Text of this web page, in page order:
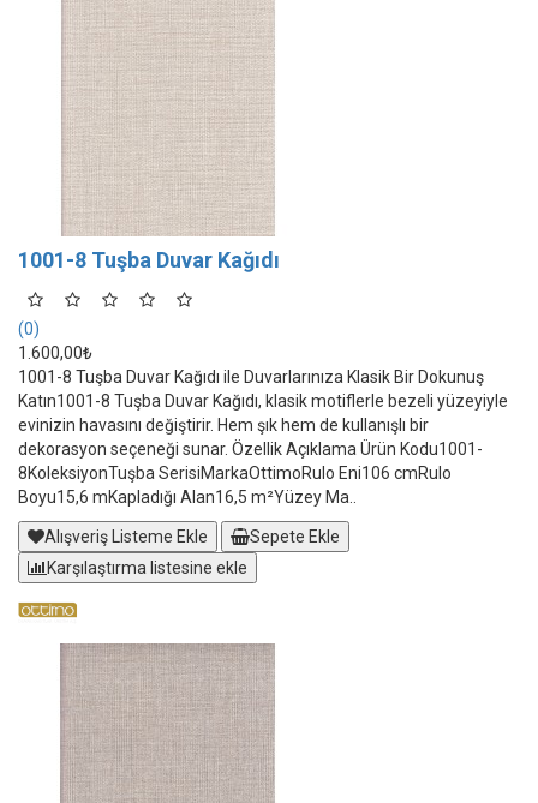
1001-8 Tuşba Duvar Kağıdı
(0)
1.600,00₺
1001-8 Tuşba Duvar Kağıdı ile Duvarlarınıza Klasik Bir Dokunuş
Katın1001-8 Tuşba Duvar Kağıdı, klasik motiflerle bezeli yüzeyiyle
evinizin havasını değiştirir. Hem şık hem de kullanışlı bir
dekorasyon seçeneği sunar. Özellik Açıklama Ürün Kodu1001-
8KoleksiyonTuşba SerisiMarkaOttimoRulo Eni106 cmRulo
Boyu15,6 mKapladığı Alan16,5 m²Yüzey Ma..
Alışveriş Listeme Ekle
Sepete Ekle
Karşılaştırma listesine ekle